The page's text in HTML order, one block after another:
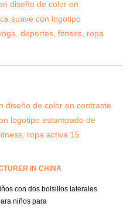
IN CHINA
con dos bolsillos laterales.
niños para